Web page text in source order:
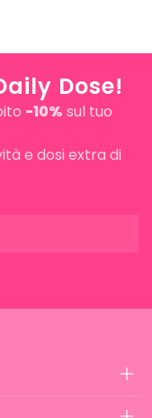
Dose!
-10% sul tuo
e dosi extra di